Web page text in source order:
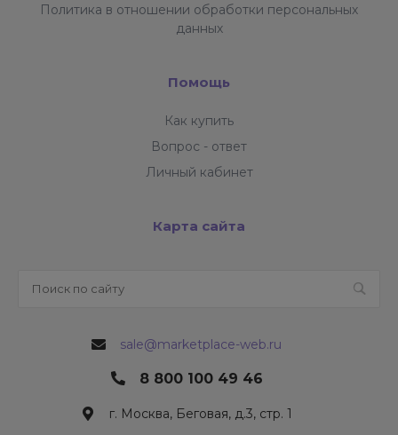
Политика в отношении обработки персональных
данных
Помощь
Как купить
Вопрос - ответ
Личный кабинет
Карта сайта
sale@marketplace-web.ru
8 800 100 49 46
г. Москва, Беговая, д.3, стр. 1